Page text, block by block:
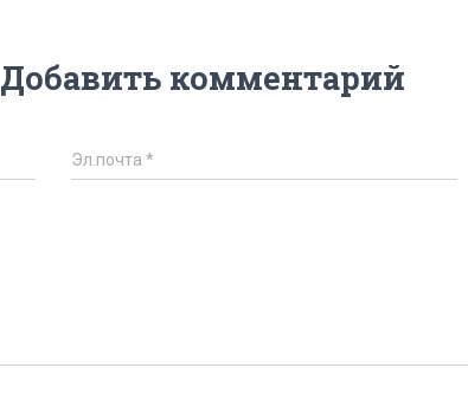
Добавить комментарий
Эл.почта*